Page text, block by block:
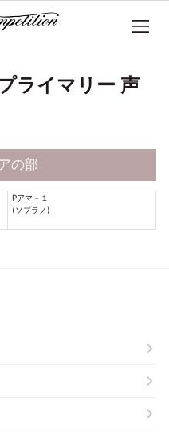
イマリー 声
の部
Pアマ－１
(ソプラノ)